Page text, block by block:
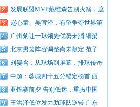
发展联盟MVP戴维森告别火箭，这
赵心童、吴宜泽，有望争夺世界第
广州豹让一球领先优势未消 铜梁
北京男篮阵容调整尚未敲定 范子
刘晏含：从球场到屏幕，排球传奇
中超：蓉城四十五分锚定榜首 西
亚锦赛前夕 告别低迷，重振中国
王洪泽低位发力助球队逆转 广东